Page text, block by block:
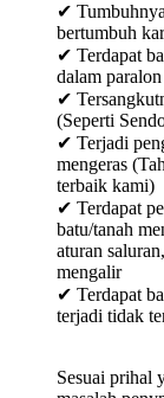
✔
bertumbuh
✔ Terdapat
dalam paralon
✔
(Seperti
✔ Terjadi
mengeras
terbaik kami)
✔ Terdapat
batu/tanah
aturan
mengalir
✔ Terdapat
terjadi tidak
Sesuai prihal